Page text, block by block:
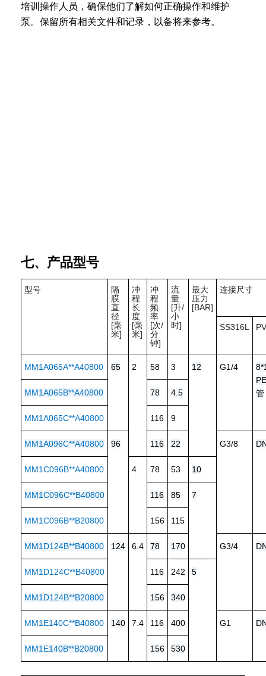
培训操作人员，确保他们了解如何正确操作和维护
泵。保留所有相关文件和记录，以备将来参考。
七、产品型号
型号
隔
膜
直
径
[毫
米]
冲
程
长
度
[毫
米]
冲
程
频
率
[次/
分
钟]
流
量
[升/
小
时]
最大
压力
[BAR]
连接尺寸
SS316L
MM1A065A**A40800 65 2 58 3 12 G1/4
管
MM1A065B**A40800 78 4.5
MM1A065C**A40800 116 9
MM1A096C**A40800 96 116 22 G3/8
MM1C096B**A40800 4 78 53 10
MM1C096C**B40800 116 85 7
MM1C096B**B20800 156 115
MM1D124B**B40800 124 6.4 78 170 G3/4
MM1D124C**B40800 116 242 5
MM1D124B**B20800 156 340
MM1E140C**B40800 140 7.4 116 400 G1
MM1E140B**B20800 156 530